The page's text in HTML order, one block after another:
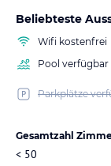
Beliebteste
Wifi kostenfrei
Pool verfügbar
Parkplätze
Gesamtzahl
< 50